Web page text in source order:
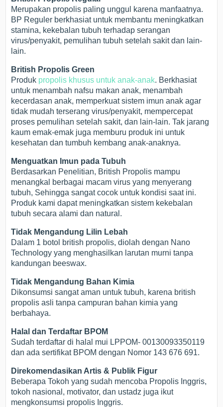
Merupakan propolis paling unggul karena manfaatnya.
BP Reguler berkhasiat untuk membantu meningkatkan
stamina, kekebalan tubuh terhadap serangan
virus/penyakit, pemulihan tubuh setelah sakit dan lain-
lain.
British Propolis Green
Produk propolis khusus untuk anak-anak. Berkhasiat
untuk menambah nafsu makan anak, menambah
kecerdasan anak, memperkuat sistem imun anak agar
tidak mudah terserang virus/penyakit, mempercepat
proses pemulihan setelah sakit, dan lain-lain. Tak jarang
kaum emak-emak juga memburu produk ini untuk
kesehatan dan tumbuh kembang anak-anaknya.
Menguatkan Imun pada Tubuh
Berdasarkan Penelitian, British Propolis mampu
menangkal berbagai macam virus yang menyerang
tubuh, Sehingga sangat cocok untuk kondisi saat ini.
Produk kami dapat meningkatkan sistem kekebalan
tubuh secara alami dan natural.
Tidak Mengandung Lilin Lebah
Dalam 1 botol british propolis, diolah dengan Nano
Technology yang menghasilkan larutan murni tanpa
kandungan beeswax.
Tidak Mengandung Bahan Kimia
Dikonsumsi sangat aman untuk tubuh, karena british
propolis asli tanpa campuran bahan kimia yang
berbahaya.
Halal dan Terdaftar BPOM
Sudah terdaftar di halal mui LPPOM- 00130093350119
dan ada sertifikat BPOM dengan Nomor 143 676 691.
Direkomendasikan Artis & Publik Figur
Beberapa Tokoh yang sudah mencoba Propolis Inggris,
tokoh nasional, motivator, dan ustadz juga ikut
mengkonsumsi propolis Inggris.